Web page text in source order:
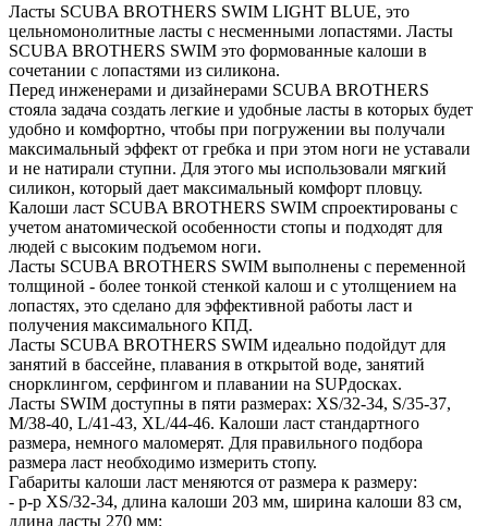
Ласты SCUBA BROTHERS SWIM LIGHT BLUE, это
цельномонолитные ласты с несменными лопастями. Ласты
SCUBA BROTHERS SWIM это формованные калоши в
сочетании с лопастями из силикона.
Перед инженерами и дизайнерами SCUBA BROTHERS
стояла задача создать легкие и удобные ласты в которых будет
удобно и комфортно, чтобы при погружении вы получали
максимальный эффект от гребка и при этом ноги не уставали
и не натирали ступни. Для этого мы использовали мягкий
силикон, который дает максимальный комфорт пловцу.
Калоши ласт SCUBA BROTHERS SWIM спроектированы с
учетом анатомической особенности стопы и подходят для
людей с высоким подъемом ноги.
Ласты SCUBA BROTHERS SWIM выполнены с переменной
толщиной - более тонкой стенкой калош и с утолщением на
лопастях, это сделано для эффективной работы ласт и
получения максимального КПД.
Ласты SCUBA BROTHERS SWIM идеально подойдут для
занятий в бассейне, плавания в открытой воде, занятий
снорклингом, серфингом и плавании на SUPдосках.
Ласты SWIM доступны в пяти размерах: XS/32-34, S/35-37,
M/38-40, L/41-43, XL/44-46. Калоши ласт стандартного
размера, немного маломерят. Для правильного подбора
размера ласт необходимо измерить стопу.
Габариты калоши ласт меняются от размера к размеру:
- р-р XS/32-34, длина калоши 203 мм, ширина калоши 83 см,
длина ласты 270 мм;